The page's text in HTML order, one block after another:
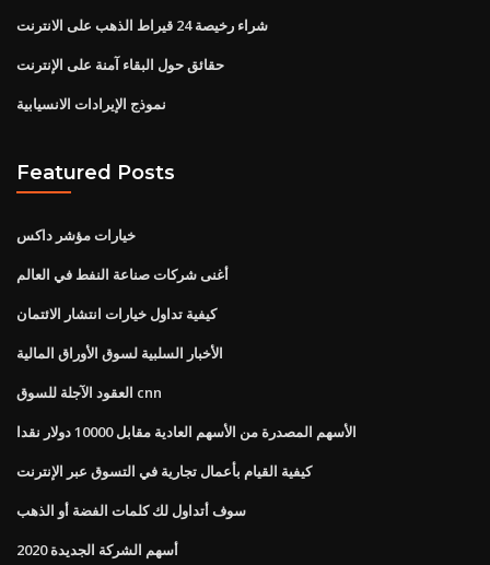
شراء رخيصة 24 قيراط الذهب على الانترنت
حقائق حول البقاء آمنة على الإنترنت
نموذج الإيرادات الانسيابية
Featured Posts
خيارات مؤشر داكس
أغنى شركات صناعة النفط في العالم
كيفية تداول خيارات انتشار الائتمان
الأخبار السلبية لسوق الأوراق المالية
العقود الآجلة للسوق cnn
الأسهم المصدرة من الأسهم العادية مقابل 10000 دولار نقدا
كيفية القيام بأعمال تجارية في التسوق عبر الإنترنت
سوف أتداول لك كلمات الفضة أو الذهب
أسهم الشركة الجديدة 2020